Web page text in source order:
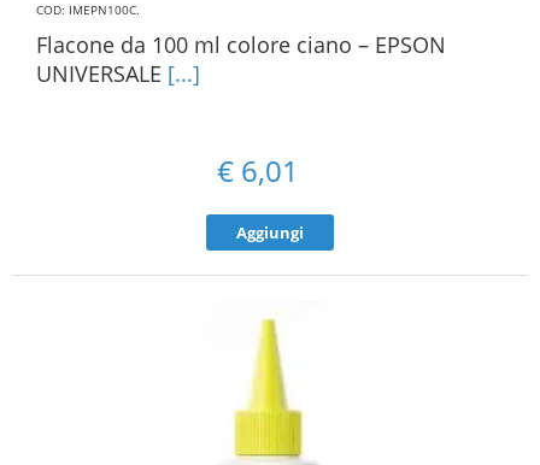
COD: IMEPN100C.
Flacone da 100 ml colore ciano – EPSON
UNIVERSALE [...]
€ 6,01
Aggiungi